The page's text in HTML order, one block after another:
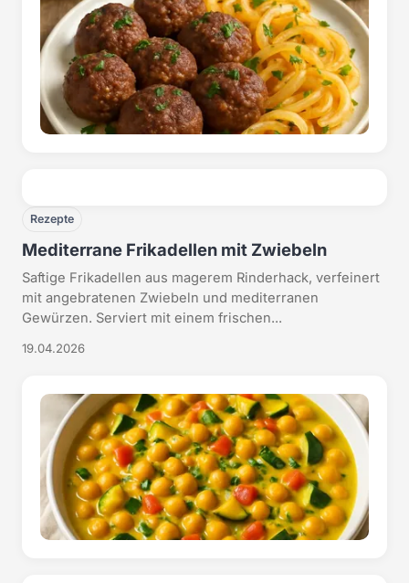
Rezepte
Mediterrane Frikadellen mit Zwiebeln
Saftige Frikadellen aus magerem Rinderhack, verfeinert
mit angebratenen Zwiebeln und mediterranen
Gewürzen. Serviert mit einem frischen...
19.04.2026